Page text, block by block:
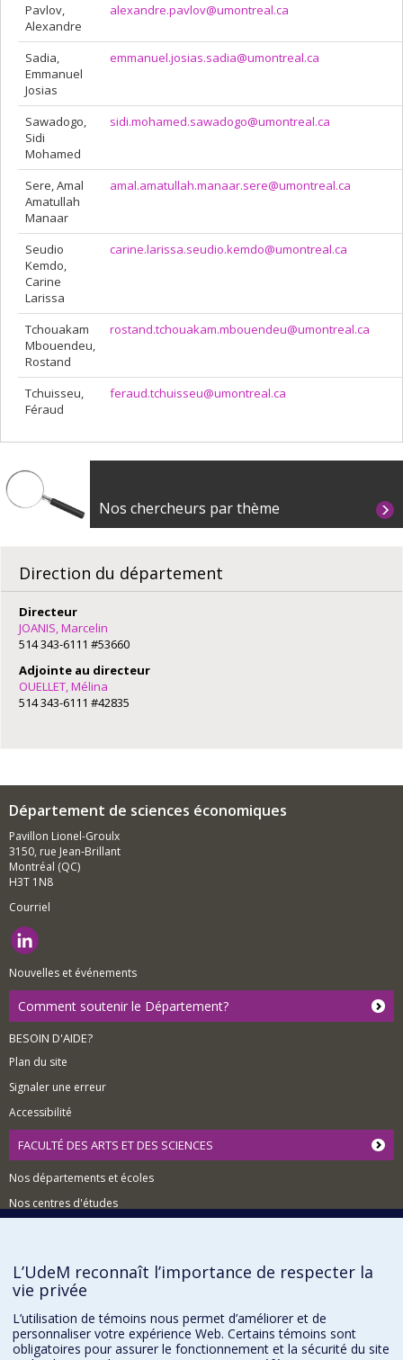
Pavlov,
Alexandre
alexandre.pavlov@umontreal.ca
Sadia,
Emmanuel
Josias
emmanuel.josias.sadia@umontreal.ca
Sawadogo,
Sidi
Mohamed
sidi.mohamed.sawadogo@umontreal.ca
Sere, Amal
Amatullah
Manaar
amal.amatullah.manaar.sere@umontreal.ca
Seudio
Kemdo,
Carine
Larissa
carine.larissa.seudio.kemdo@umontreal.ca
Tchouakam
Mbouendeu,
Rostand
rostand.tchouakam.mbouendeu@umontreal.ca
Tchuisseu,
Féraud
feraud.tchuisseu@umontreal.ca
Nos chercheurs par thème
Direction du département
Directeur
JOANIS, Marcelin
514 343-6111 #53660
Adjointe au directeur
OUELLET, Mélina
514 343-6111 #42835
Département de sciences économiques
Pavillon Lionel-Groulx
3150, rue Jean-Brillant
Montréal (QC)
H3T 1N8
Courriel
Nouvelles et événements
Comment soutenir le Département?
BESOIN D'AIDE?
Plan du site
Signaler une erreur
Accessibilité
FACULTÉ DES ARTS ET DES SCIENCES
Nos départements et écoles
Nos centres d'études
Confidentialité
Paramètres des témoins
Université de
Montréal
L’UdeM reconnaît l’importance de respecter la
vie privée
L’utilisation de témoins nous permet d’améliorer et de
personnaliser votre expérience Web. Certains témoins sont
obligatoires pour assurer le fonctionnement et la sécurité du site